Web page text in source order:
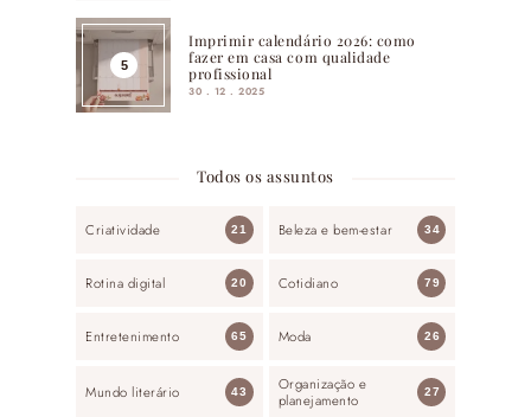
Imprimir calendário 2026: como
fazer em casa com qualidade
profissional
30 . 12 . 2025
Todos os assuntos
Criatividade 21 Beleza e bem-estar 34
Rotina digital 20 Cotidiano 79
Entretenimento 65 Moda 26
Mundo literário 43
Organização e
planejamento
27